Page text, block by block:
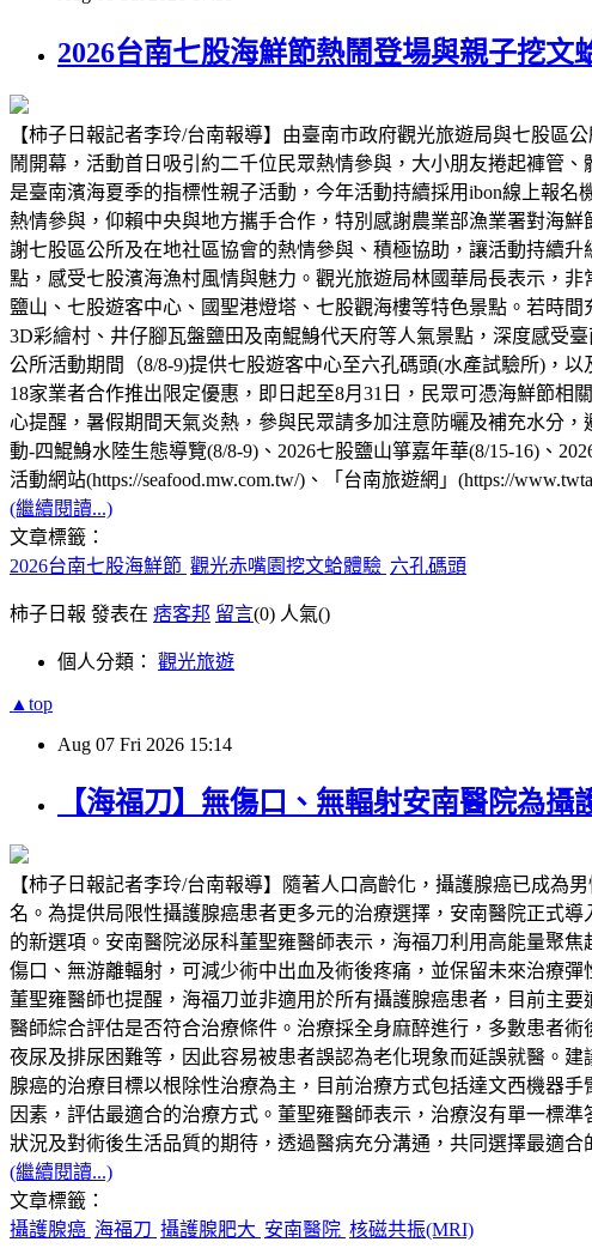
2026台南七股海鮮節熱鬧登場與親子挖文
【柿子日報記者李玲/台南報導】由臺南市政府觀光旅遊局與七股區
鬧開幕，活動首日吸引約二千位民眾熱情參與，大小朋友捲起褲管
是臺南濱海夏季的指標性親子活動，今年活動持續採用ibon線上報
熱情參與，仰賴中央與地方攜手合作，特別感謝農業部漁業署對海
謝七股區公所及在地社區協會的熱情參與、積極協助，讓活動持續
點，感受七股濱海漁村風情與魅力。觀光旅遊局林國華局長表示，
鹽山、七股遊客中心、國聖港燈塔、七股觀海樓等特色景點。若時
3D彩繪村、井仔腳瓦盤鹽田及南鯤鯓代天府等人氣景點，深度感受
公所活動期間（8/8-9)提供七股遊客中心至六孔碼頭(水產試驗所)，
18家業者合作推出限定優惠，即日起至8月31日，民眾可憑海鮮節
心提醒，暑假期間天氣炎熱，參與民眾請多加注意防曬及補充水分
動-四鯤鯓水陸生態導覽(8/8-9)、2026七股鹽山箏嘉年華(8/15-16)、
活動網站(https://seafood.mw.com.tw/)、「台南旅遊網」(https://
(繼續閱讀...)
文章標籤：
2026台南七股海鮮節 觀光赤嘴園挖文蛤體驗 六孔碼頭
柿子日報 發表在 痞客邦 留言(0) 人氣()
個人分類： 觀光旅遊
▲top
Aug 07 Fri 2026 15:14
【海福刀】無傷口、無輻射安南醫院為攝
【柿子日報記者李玲/台南報導】隨著人口高齡化，攝護腺癌已成
名。為提供局限性攝護腺癌患者更多元的治療選擇，安南醫院正式導
的新選項。安南醫院泌尿科董聖雍醫師表示，海福刀利用高能量聚
傷口、無游離輻射，可減少術中出血及術後疼痛，並保留未來治療
董聖雍醫師也提醒，海福刀並非適用於所有攝護腺癌患者，目前主
醫師綜合評估是否符合治療條件。治療採全身麻醉進行，多數患者
夜尿及排尿困難等，因此容易被患者誤認為老化現象而延誤就醫。
腺癌的治療目標以根除性治療為主，目前治療方式包括達文西機器
因素，評估最適合的治療方式。董聖雍醫師表示，治療沒有單一標
狀況及對術後生活品質的期待，透過醫病充分溝通，共同選擇最適合
(繼續閱讀...)
文章標籤：
攝護腺癌 海福刀 攝護腺肥大 安南醫院 核磁共振(MRI)